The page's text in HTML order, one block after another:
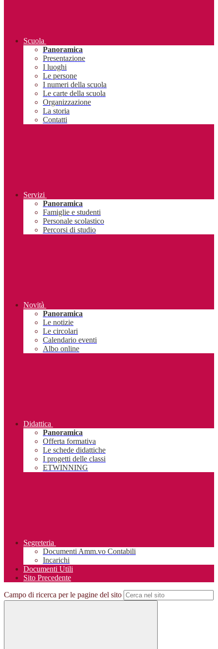
Scuola
Panoramica
Presentazione
I luoghi
Le persone
I numeri della scuola
Le carte della scuola
Organizzazione
La storia
Contatti
Servizi
Panoramica
Famiglie e studenti
Personale scolastico
Percorsi di studio
Novità
Panoramica
Le notizie
Le circolari
Calendario eventi
Albo online
Didattica
Panoramica
Offerta formativa
Le schede didattiche
I progetti delle classi
ETWINNING
Segreteria
Documenti Amm.vo Contabili
Incarichi
Documenti Utili
Sito Precedente
Campo di ricerca per le pagine del sito